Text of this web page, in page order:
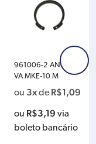
961006-2 ANEL TRA
VA MKE-10 M
ou 3xde R$1,09
ou R$3,19 via
boleto bancário